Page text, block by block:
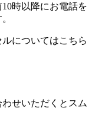
時以降にお電話を
についてはこちら
せいただくとスム